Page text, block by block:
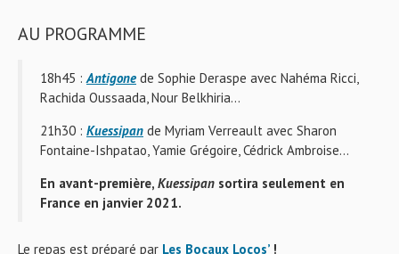
AU PROGRAMME
18h45 :Antigone de Sophie Deraspe avec Nahéma Ricci,
Rachida Oussaada, Nour Belkhiria…
21h30 : Kuessipan de Myriam Verreault avec Sharon
Fontaine-Ishpatao, Yamie Grégoire, Cédrick Ambroise…
En avant-première, Kuessipan sortira seulement en
France en janvier 2021.
Le repas est préparé par Les Bocaux Locos’ !